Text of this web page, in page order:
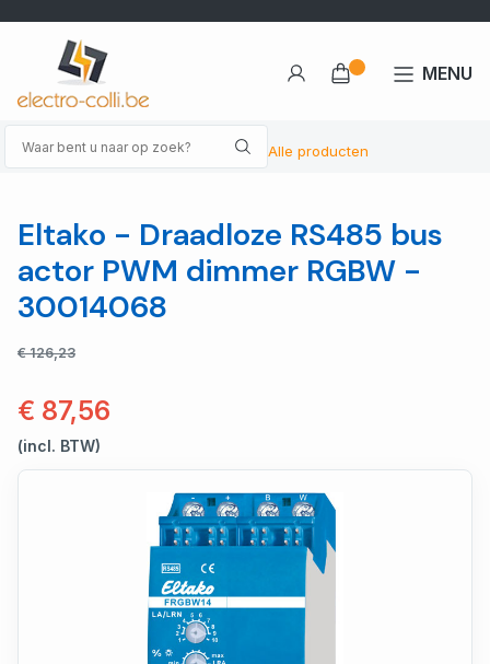
Alle producten
MENU
Eltako - Draadloze RS485 bus
actor PWM dimmer RGBW -
30014068
€ 126,23
€ 87,56
(incl. BTW)